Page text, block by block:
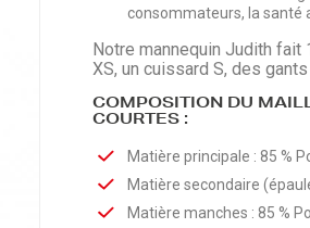
consommateurs, la santé
Notre mannequin Judith
XS, un cuissard S, des gants
COMPOSITION DU
COURTES :
Matière principale : 85 %
Matière secondaire
Matière manches : 85 %